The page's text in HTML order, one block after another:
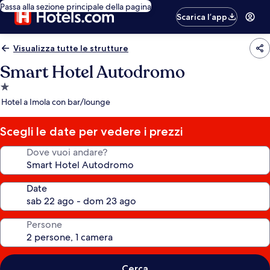
Passa alla sezione principale della pagina
Scarica l’app
Visualizza tutte le strutture
Smart Hotel Autodromo
Struttura
a
stella
Hotel a Imola con bar/lounge
Scegli le date per vedere i prezzi
Dove vuoi andare?
Date
Persone